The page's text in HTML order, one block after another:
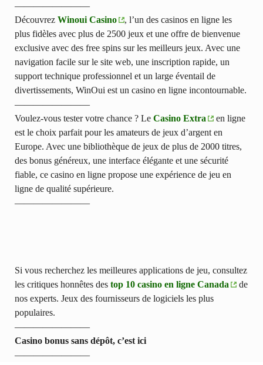
————————
Découvrez Winoui Casino
, l’un des casinos en ligne les
plus fidèles avec plus de 2500 jeux et une offre de bienvenue
exclusive avec des free spins sur les meilleurs jeux. Avec une
navigation facile sur le site web, une inscription rapide, un
support technique professionnel et un large éventail de
divertissements, WinOui est un casino en ligne incontournable.
————————
Voulez-vous tester votre chance ? Le Casino Extra
en ligne
est le choix parfait pour les amateurs de jeux d’argent en
Europe. Avec une bibliothèque de jeux de plus de 2000 titres,
des bonus généreux, une interface élégante et une sécurité
fiable, ce casino en ligne propose une expérience de jeu en
ligne de qualité supérieure.
————————
Si vous recherchez les meilleures applications de jeu, consultez
les critiques honnêtes des top 10 casino en ligne Canada
de
nos experts. Jeux des fournisseurs de logiciels les plus
populaires.
————————
Casino bonus sans dépôt, c’est ici
————————